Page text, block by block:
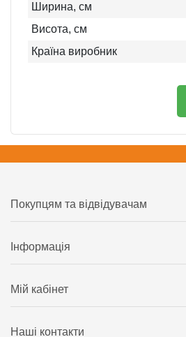
Ширина, см
Висота, см
Країна виробник
Покупцям та відвідувачам
Інформація
Мій кабінет
Наші контакти